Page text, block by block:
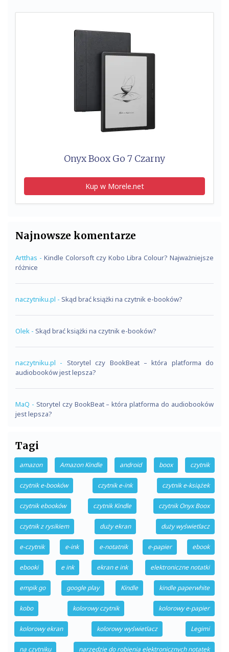
Onyx Boox Go 7 Czarny
Kup w Morele.net
Najnowsze komentarze
Artthas - Kindle Colorsoft czy Kobo Libra Colour? Najważniejsze
różnice
naczytniku.pl - Skąd brać książki na czytnik e-booków?
Olek - Skąd brać książki na czytnik e-booków?
naczytniku.pl - Storytel czy BookBeat – która platforma do
audiobooków jest lepsza?
MaQ - Storytel czy BookBeat – która platforma do audiobooków
jest lepsza?
Tagi
amazon Amazon Kindle android boox czytnik
czytnik e-booków czytnik e-ink czytnik e-książek
czytnik ebooków czytnik Kindle czytnik Onyx Boox
czytnik z rysikiem duży ekran duży wyświetlacz
e-czytnik e-ink e-notatnik e-papier ebook
ebooki e ink ekran e ink elektroniczne notatki
empik go google play Kindle kindle paperwhite
kobo kolorowy czytnik kolorowy e-papier
kolorowy ekran kolorowy wyświetlacz Legimi
na czytniku narzędzie do robienia elektronicznych notatek